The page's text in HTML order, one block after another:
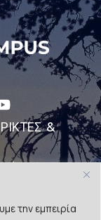
την εμπειρία
&